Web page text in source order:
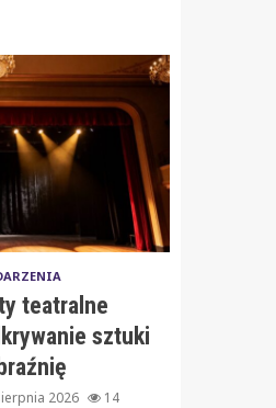
teatralne
sztuki
2026 14